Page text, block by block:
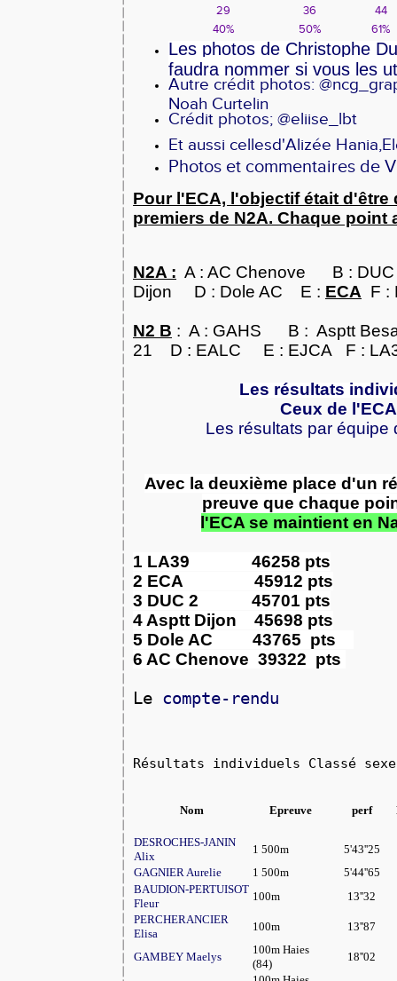
29
36
44
40%
50% 61%
Les photos de Christophe
faudra nommer si vous les
Autre crédit photos:
Noah Curtelin
Crédit photos; @eliise_lbt
Et aussi cellesd'Alizée
Photos et commentaires de
Pour l'ECA, l'objectif était d'être
premiers de N2A. Chaque point
N2A : A : AC Chenove B :
Dijon D : Dole AC
E : ECA F :
N2 B : A : GAHS B : Asptt
21
D : EALC E : EJCA F :
Les résultats
Ceux de l'ECA
Les résultats par équipe
Avec la deuxième place d'un
preuve que chaque
l'ECA se maintient en
1 LA39 46258 pts
2 ECA 45912 pts
3 DUC 2 45701 pts
4 Asptt Dijon 45698 pts
5 Dole AC 43765 pts
6 AC Chenove 39322 pts
Le compte-rendu
Résultats individuels Classé sexe
Nom Epreuve perf
DESROCHES-JANIN
Alix
1 500m
5'43''25
GAGNIER Aurelie
1 500m
5'44''65
BAUDION-PERTUISOT
Fleur
100m
13''32
PERCHERANCIER
Elisa
100m 13''87
GAMBEY Maelys
100m Haies
(84)
18''02